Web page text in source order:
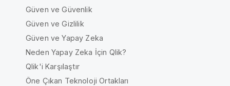
Güven ve Güvenlik
Güven ve Gizlilik
Güven ve Yapay Zeka
Neden Yapay Zeka İçin Qlik?
Qlik'i Karşılaştır
Öne Çıkan Teknoloji Ortakları